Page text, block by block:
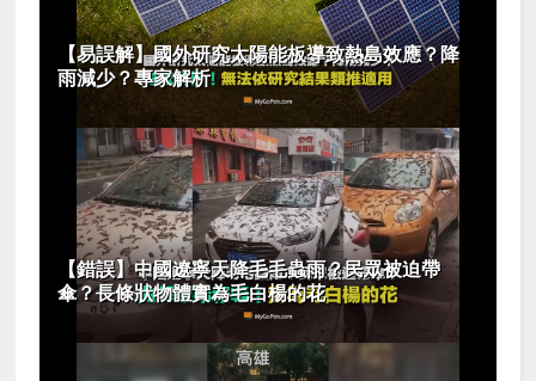
【易誤解】國外研究太陽能板導致熱島效應？降
雨減少？專家解析
【錯誤】中國遼寧天降毛毛蟲雨？民眾被迫帶
傘？長條狀物體實為毛白楊的花